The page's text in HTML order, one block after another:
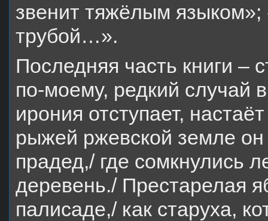
звенит тяжёлым
трубой…».
Последняя часть книги –
по-моему, редкий случай
ирония отступает,
рыжей ржевской земле
прадед,/ где сомкнулись
деревень./ Престарелая
палисаде,/ как старуха,